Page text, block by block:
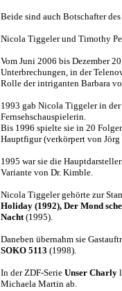
Beide sind auch Botschafter
Nicola Tiggeler und Timothy
Vom Juni 2006 bis Dezember
Unterbrechungen, in der
Rolle der intriganten Barbara
1993 gab Nicola Tiggeler in
Fernsehschauspielerin.
Bis 1996 spielte sie in 20
Hauptfigur (verkörpert von Jörg
1995 war sie die
Variante von Dr. Kimble.
Nicola Tiggeler gehörte zur
Holiday (1992), Der Mond
Nacht(1995).
Daneben übernahm sie
SOKO 5113 (1998).
In der ZDF-Serie Unser Charly
Michaela Martin ab.